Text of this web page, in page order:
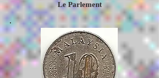
Le Parlement